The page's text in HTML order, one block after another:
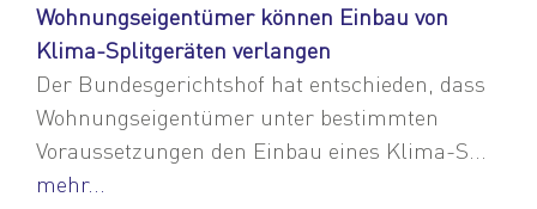
Wohnungseigentümer können Einbau von
Klima-Splitgeräten verlangen
Der Bundesgerichtshof hat entschieden, dass
Wohnungseigentümer unter bestimmten
Voraussetzungen den Einbau eines Klima-S...
mehr...